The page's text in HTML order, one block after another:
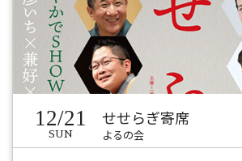
12/21
SUN
せせらぎ寄席
よるの会